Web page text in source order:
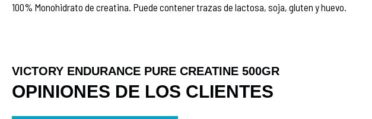
100% Monohidrato de creatina. Puede contener trazas de lactosa, soja, gluten y huevo.
VICTORY ENDURANCE PURE CREATINE 500GR
OPINIONES DE LOS CLIENTES